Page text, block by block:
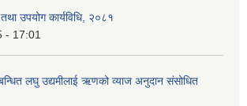
उपयोग कार्यविधि, २०८१
- 17:01
लघु उद्यमीलाई ऋणको व्याज अनुदान संसोधित